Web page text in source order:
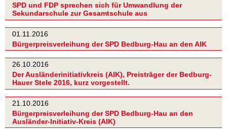
SPD und FDP sprechen sich für Umwandlung der
Sekundarschule zur Gesamtschule aus
01.11.2016
Bürgerpreisverleihung der SPD Bedburg-Hau an den AIK
26.10.2016
Der Ausländerinitiativkreis (AIK), Preisträger der Bedburg-
Hauer Stele 2016, kurz vorgestellt.
21.10.2016
Bürgerpreisverleihung der SPD Bedburg-Hau an den
Ausländer-Initiativ-Kreis (AIK)